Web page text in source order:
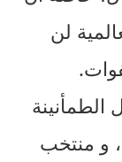
لن
و منتخب